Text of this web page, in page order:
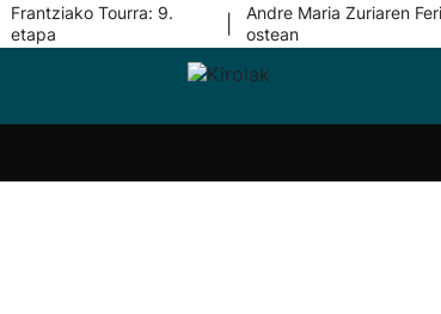
Frantziako Tourra: 9.
etapa
Andre Maria Zuriaren
ostean
Taldeak